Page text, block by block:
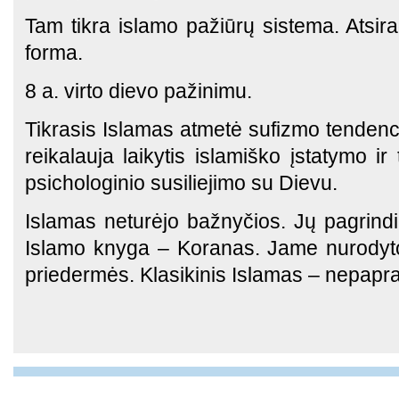
Tam tikra islamo pažiūrų sistema.
forma.
8 a. virto dievo pažinimu.
Tikrasis Islamas atmetė sufizmo
reikalauja laikytis islamiško įstatymo
psichologinio susiliejimo su Dievu.
Islamas neturėjo bažnyčios. Jų
Islamo knyga – Koranas. Jame
priedermės. Klasikinis Islamas –